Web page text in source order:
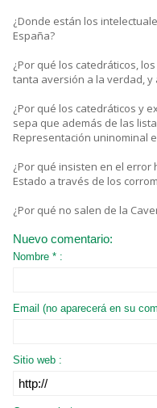
¿Donde están los
España?
¿Por qué los catedráticos,
tanta aversión a la verdad,
¿Por qué los catedráticos y
sepa que además de las
Representación uninominal
¿Por qué insisten en el error
Estado a través de los
¿Por qué no salen de la
Nuevo comentario:
Nombre * :
Email (no aparecerá en su
Sitio web :